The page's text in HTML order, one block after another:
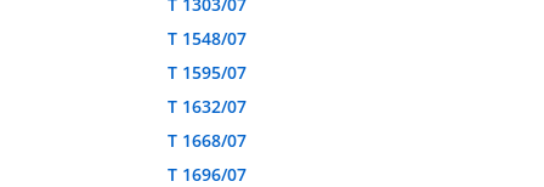
T 1548/07
T 1595/07
T 1632/07
T 1668/07
T 1696/07